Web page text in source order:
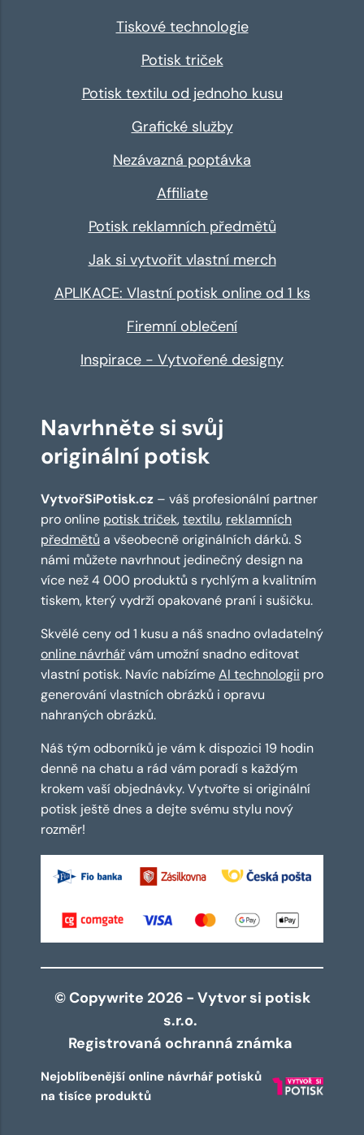
Tiskové technologie
Potisk triček
Potisk textilu od jednoho kusu
Grafické služby
Nezávazná poptávka
Affiliate
Potisk reklamních předmětů
Jak si vytvořit vlastní merch
APLIKACE: Vlastní potisk online od 1 ks
Firemní oblečení
Inspirace - Vytvořené designy
Navrhněte si svůj
originální potisk
VytvořSiPotisk.cz – váš profesionální partner
pro online potisk triček,textilu, reklamních
předmětů a všeobecně originálních dárků. S
námi můžete navrhnout jedinečný design na
více než 4 000 produktů s rychlým a kvalitním
tiskem, který vydrží opakované praní i sušičku.
Skvělé ceny od 1 kusu a náš snadno ovladatelný
online návrhářvám umožní snadno editovat
vlastní potisk. Navíc nabízímeAI technologii pro
generování vlastních obrázků i opravu
nahraných obrázků.
Náš tým odborníků je vám k dispozici 19 hodin
denně na chatu a rád vám poradí s každým
krokem vaší objednávky. Vytvořte si originální
potisk ještě dnes a dejte svému stylu nový
rozměr!
© Copywrite 2026 - Vytvor si potisk
s.r.o.
Registrovaná ochranná známka
Nejoblíbenější online návrhář potisků
na tisíce produktů